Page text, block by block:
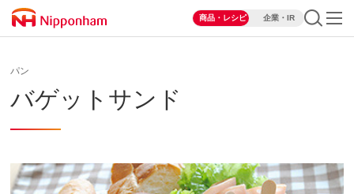
商品・レシピ 企業・IR
パン
バゲットサンド